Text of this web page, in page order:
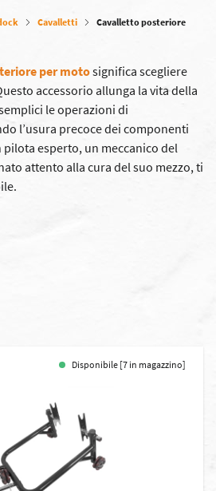
Cavalletti Cavalletto posteriore
per motosignifica scegliere
accessorio allunga la vita della
le operazioni di
l’usura precoce dei componenti
pilota esperto, un meccanico del
attento alla cura del suo mezzo, ti
Disponibile [7 in magazzino]